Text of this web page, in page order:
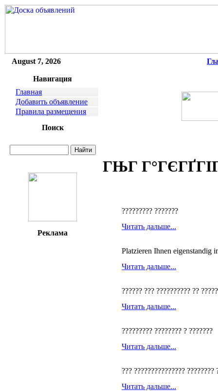
August 7, 2026
Навигация
Главная
Добавить объявление
Правила размещения
Поиск
Реклама
ГЊГ
????????? ???????
Читать дальше...
Platzieren Ihnen eigenstandig
Читать дальше...
?????? ??? ?????????? ??
Читать дальше...
????????? ???????? ? ???????
Читать дальше...
??? ??????????????? ????????
Читать дальше...